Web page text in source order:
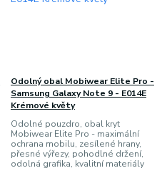
Odolný obal Mobiwear Elite Pro -
Samsung Galaxy Note 9 - E014E
Krémové květy
Odolné pouzdro, obal kryt
Mobiwear Elite Pro - maximální
ochrana mobilu, zesílené hrany,
přesné výřezy, pohodlné držení,
odolná grafika, kvalitní materiály